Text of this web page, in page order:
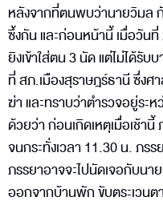
หลังจากที่ตนพบว่านายวิมล
ซึ้งกัน และก่อนหน้านี้ เมื่อวัน
ยิงเข้าใส่ตน 3 นัด แต่ไม่ได้รับ
ที่ สภ.เมืองสุราษฎร์ธานี ซึ่ง
ฆ่า และทราบว่าตำรวจอยู่ร
ด้วยว่า ก่อนเกิดเหตุเมื่อเช้านี้
จนกระทั่งเวลา 11.30 น. ภรร
ภรรยาอาจจะไปนัดเจอกับน
ออกจากบ้านพัก ขับตระเวนต